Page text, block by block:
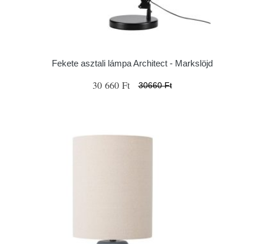
Fekete asztali lámpa Architect - Markslöjd
30 660 Ft 30660 Ft